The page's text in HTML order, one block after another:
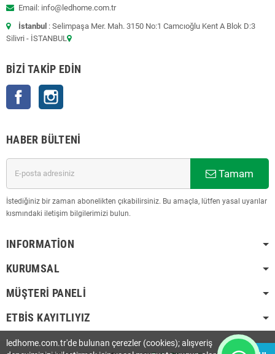
Email: info@ledhome.com.tr
İstanbul : Selimpaşa Mer. Mah. 3150 No:1 Camcıoğlu Kent A Blok D:3
Silivri - İSTANBUL
BIZI TAKIP EDIN
Facebook
HABER BÜLTENI
Tamam
İstediğiniz bir zaman abonelikten çıkabilirsiniz. Bu amaçla, lütfen yasal uyarılar
kısmındaki iletişim bilgilerimizi bulun.
INFORMATION
KURUMSAL
MÜŞTERI PANELI
ETBİS KAYITLIYIZ
ledhome.com.tr'de bulunan çerezler (cookies); alışveriş